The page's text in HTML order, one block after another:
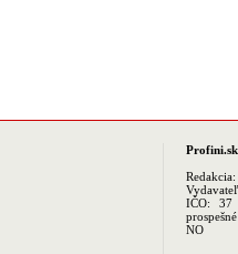
Profini.sk
Redakcia:
IČO: 37
NO